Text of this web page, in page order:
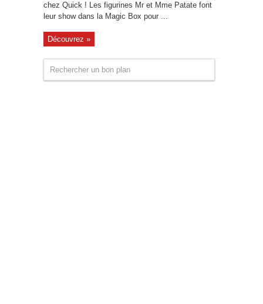
chez Quick ! Les figurines Mr et Mme Patate font
leur show dans la Magic Box pour ...
Découvrez »